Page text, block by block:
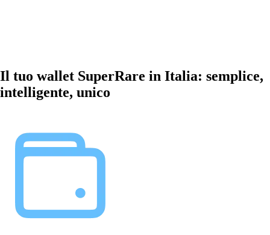
Il tuo wallet SuperRare in Italia: semplice,
intelligente, unico